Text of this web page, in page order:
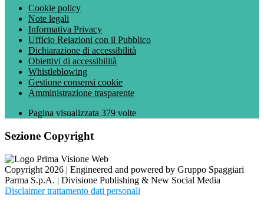
Cookie policy
Note legali
Informativa Privacy
Ufficio Relazioni con il Pubblico
Dichiarazione di accessibilità
Obiettivi di accessibilità
Whistleblowing
Gestione consensi cookie
Amministrazione trasparente
Pagina visualizzata 379 volte
Sezione Copyright
Copyright 2026 | Engineered and powered by Gruppo Spaggiari
Parma S.p.A. | Divisione Publishing & New Social Media
Disclaimer trattamento dati personali